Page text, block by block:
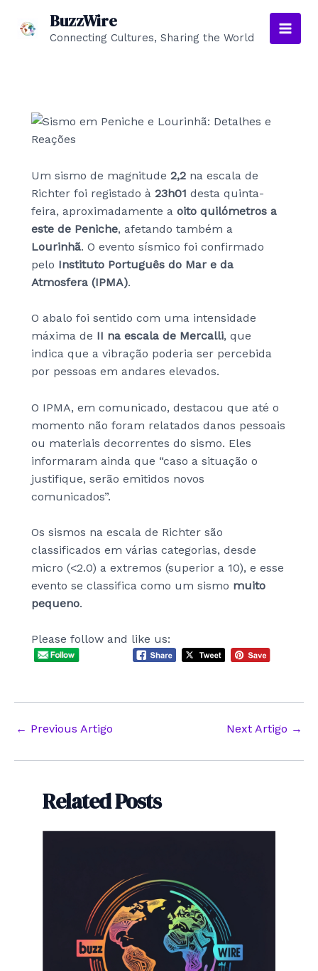
BuzzWire
Connecting Cultures, Sharing the World
Main
Um sismo de magnitude 2,2 na escala de
Richter foi registado à 23h01 desta quinta-
feira, aproximadamente a oito quilómetros a
este de Peniche, afetando também a
Lourinhã. O evento sísmico foi confirmado
pelo Instituto Português do Mar e da
Atmosfera (IPMA).
O abalo foi sentido com uma intensidade
máxima de II na escala de Mercalli, que
indica que a vibração poderia ser percebida
por pessoas em andares elevados.
O IPMA, em comunicado, destacou que até o
momento não foram relatados danos pessoais
ou materiais decorrentes do sismo. Eles
informaram ainda que “caso a situação o
justifique, serão emitidos novos
comunicados”.
Os sismos na escala de Richter são
classificados em várias categorias, desde
micro (<2.0) a extremos (superior a 10), e esse
evento se classifica como um sismo muito
pequeno.
Please follow and like us:
Post
← Previous Artigo Next Artigo →
Related Posts